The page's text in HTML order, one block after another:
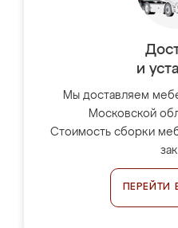
и
Мы доставляем
Московской
Стоимость сборки
ПЕРЕЙТИ